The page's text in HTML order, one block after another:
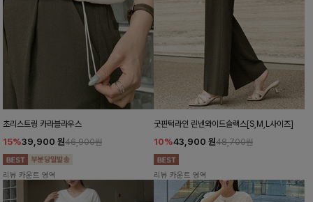
초리스트링 카라블라우스
15%39,900 원46,900원
리뷰 카운트 영역
굿핀턱라인 린넨와이드슬랙스[S,M,L사이즈]
10%43,900 원48,700원
리뷰 카운트 영역